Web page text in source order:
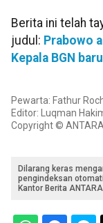
Berita ini telah
judul: Prabowo
Kepala BGN baru
Pewarta: Fathur
Editor: Luqman
Copyright ©
Dilarang keras
pengindeksan
Kantor Berita